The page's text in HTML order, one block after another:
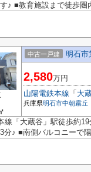
♪ ■教育施設まで徒歩圏
中古一戸建 明石
2,580万円
山陽電鉄本線 「 大
兵庫県明石市中朝霧丘
線「大蔵谷」駅徒歩約
分♪ ■南側バルコニーで